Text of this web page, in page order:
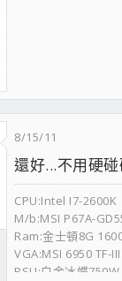
8/15/11
還好...不用硬
CPU:Intel I7-2600K
M/b:MSI P67A-
Ram:金士頓8G
VGA:MSI 6950 TF-III
PSU:白金冰蝶750W